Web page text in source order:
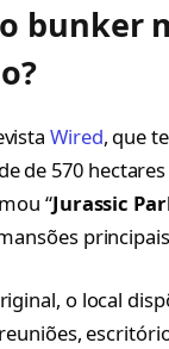
bunker
Wired, que
de 570
“Jurassic
o local